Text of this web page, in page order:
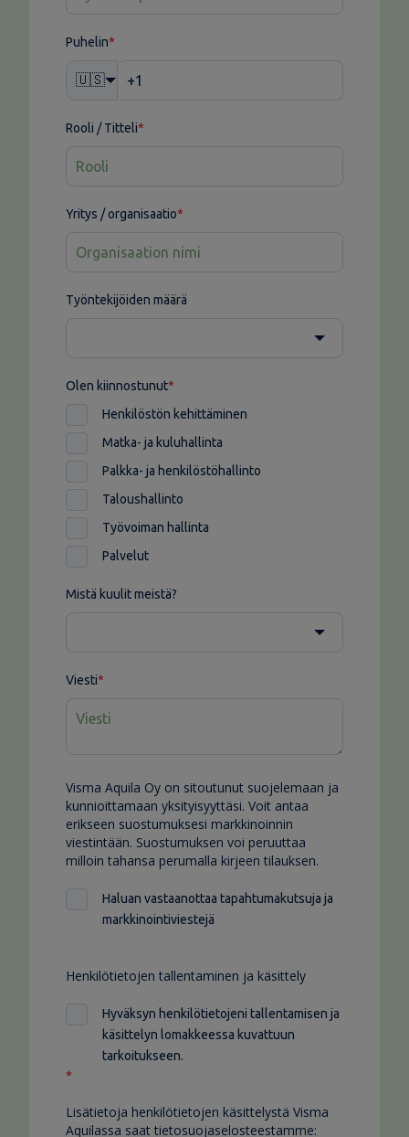
Puhelin*
🇺🇸
Rooli / Titteli*
Yritys / organisaatio*
Työntekijöiden määrä
Olen kiinnostunut*
Henkilöstön kehittäminen
Matka- ja kuluhallinta
Palkka- ja henkilöstöhallinto
Taloushallinto
Työvoiman hallinta
Palvelut
Mistä kuulit meistä?
Viesti*
Visma Aquila Oy on sitoutunut suojelemaan ja
kunnioittamaan yksityisyyttäsi. Voit antaa
erikseen suostumuksesi markkinoinnin
viestintään. Suostumuksen voi peruuttaa
milloin tahansa perumalla kirjeen tilauksen.
Haluan vastaanottaa tapahtumakutsuja ja
markkinointiviestejä
Henkilötietojen tallentaminen ja käsittely
Hyväksyn henkilötietojeni tallentamisen ja
käsittelyn lomakkeessa kuvattuun
tarkoitukseen.
*
Lisätietoja henkilötietojen käsittelystä Visma
Aquilassa saat tietosuojaselosteestamme: